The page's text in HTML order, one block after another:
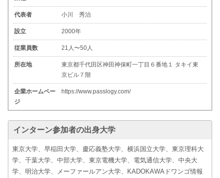
代表者 小川 秀治
設立 2000年
従業員数 21人〜50人
所在地
東京都千代田区神田神保町一丁目６番地１ タキイ東
京ビル７階
企業ホームペー
ジ
https://www.passlogy.com/
インターン参加者の出身大学
東京大学、早稲田大学、慶応義塾大学、横浜国立大学、東京理科大
学、千葉大学、中部大学、東京電機大学、電気通信大学、中央大
学、明治大学、メーファールアン大学、KADOKAWAドワンゴ情報